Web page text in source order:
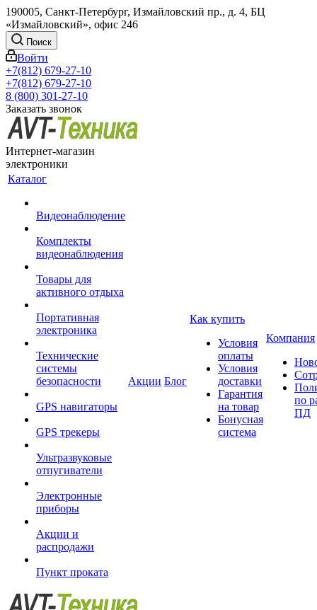
190005, Санкт-Петербург, Измайловский пр., д. 4, БЦ
«Измайловский», офис 246
Поиск
Войти
+7(812) 679-27-10
+7(812) 679-27-10
8 (800) 301-27-10
Заказать звонок
Интернет-магазин
электроники
Каталог
Видеонаблюдение
Комплекты
видеонаблюдения
Товары для
активного отдыха
Портативная
электроника
Технические
системы
безопасности
GPS навигаторы
GPS трекеры
Ультразвуковые
отпугиватели
Электронные
приборы
Акции и
распродажи
Пункт проката
Акции Блог
Как купить
Условия
оплаты
Условия
доставки
Гарантия
на товар
Бонусная
система
Компания
по
ПД